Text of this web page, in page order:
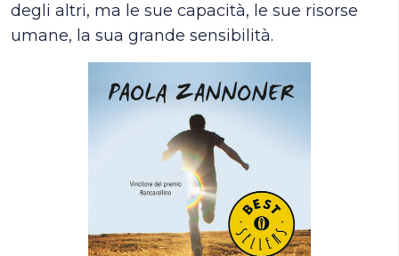
degli altri, ma le sue capacità, le sue risorse
umane, la sua grande sensibilità.